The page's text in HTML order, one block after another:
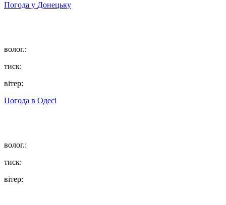
Погода у Донецьку
волог.:
тиск:
вітер:
Погода в Одесі
волог.:
тиск:
вітер: